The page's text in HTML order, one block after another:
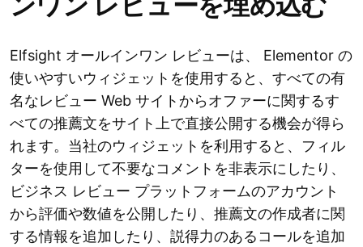
Elfsight オールインワン レビューは、 Elementor の
使いやすいウィジェットを使用すると、すべての有
名なレビュー Web サイトからオファーに関するす
べての推薦文をサイト上で直接公開する機会が得ら
れます。当社のウィジェットを利用すると、フィル
ターを使用して不要なコメントを非表示にしたり、
ビジネス レビュー プラットフォームのアカウント
から評価や数値を公開したり、推薦文の作成者に関
する情報を追加したり、説得力のあるコールを追加